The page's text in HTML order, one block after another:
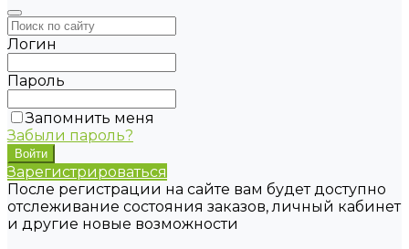
Логин
Пароль
Запомнить меня
Забыли пароль?
Зарегистрироваться
После регистрации на сайте вам будет доступно
отслеживание состояния заказов, личный кабинет
и другие новые возможности